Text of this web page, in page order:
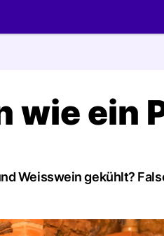
wie ein
Weisswein gekühlt?